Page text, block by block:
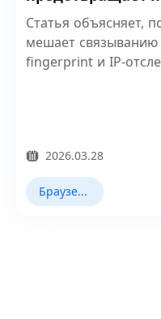
Статья объясняет,
мешает связыванию
fingerprint и IP-
2026.03.28
Браузерное отпечаток